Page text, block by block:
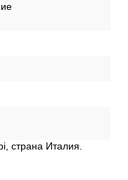
страна Италия.